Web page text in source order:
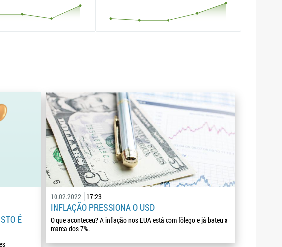
É
10.02.2022 17:23
INFLAÇÃO PRESSIONA O USD
O que aconteceu? A inflação nos EUA está com fôlego e já bateu a
marca dos 7%.